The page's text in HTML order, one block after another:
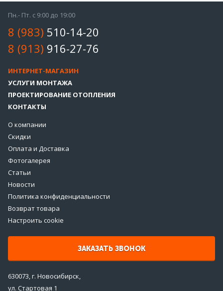
Пн.- Пт. с 9:00 до 19:00
8 (983) 510-14-20
8 (913) 916-27-76
ИНТЕРНЕТ-МАГАЗИН
УСЛУГИ МОНТАЖА
ПРОЕКТИРОВАНИЕ ОТОПЛЕНИЯ
КОНТАКТЫ
О компании
Скидки
Оплата и Доставка
Фотогалерея
Статьи
Новости
Политика конфиденциальности
Возврат товара
Настроить cookie
ЗАКАЗАТЬ ЗВОНОК
630073, г. Новосибирск,
ул. Стартовая 1